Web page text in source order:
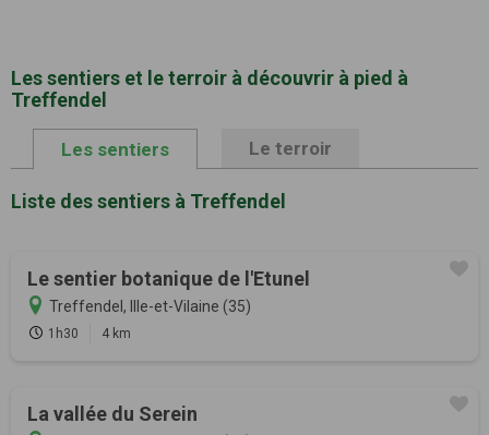
Les sentiers et le terroir à découvrir à pied à
Treffendel
Les sentiers Le terroir
Liste des sentiers à Treffendel
Le sentier botanique de l'Etunel
Treffendel, Ille-et-Vilaine (35)
1h30 4 km
La vallée du Serein